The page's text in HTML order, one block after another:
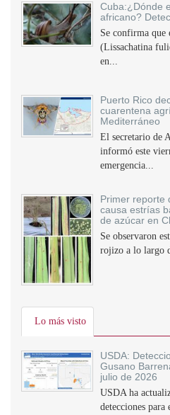
Cuba:¿Dónde
africano?
Se confirma que
(Lissachatina
en...
Puerto Rico
cuarentena
Mediterráneo
El secretario de
informó este
emergencia...
Primer reporte
causa estrías
de azúcar en
Se observaron
rojizo a lo largo
Lo más visto
USDA:
Gusano
julio de 2026
USDA ha
detecciones para